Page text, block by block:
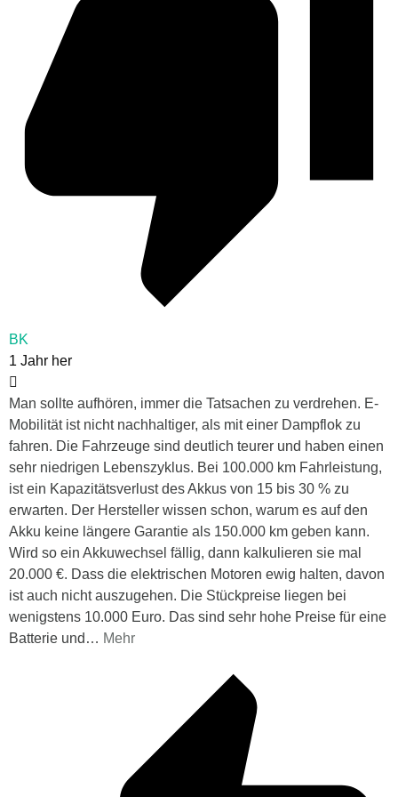
BK
1 Jahr her
Man sollte aufhören, immer die Tatsachen zu verdrehen. E-
Mobilität ist nicht nachhaltiger, als mit einer Dampflok zu
fahren. Die Fahrzeuge sind deutlich teurer und haben einen
sehr niedrigen Lebenszyklus. Bei 100.000 km Fahrleistung,
ist ein Kapazitätsverlust des Akkus von 15 bis 30 % zu
erwarten. Der Hersteller wissen schon, warum es auf den
Akku keine längere Garantie als 150.000 km geben kann.
Wird so ein Akkuwechsel fällig, dann kalkulieren sie mal
20.000 €. Dass die elektrischen Motoren ewig halten, davon
ist auch nicht auszugehen. Die Stückpreise liegen bei
wenigstens 10.000 Euro. Das sind sehr hohe Preise für eine
Batterie und … Mehr